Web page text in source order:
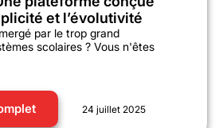
et l’évolutivité
par le trop grand
scolaires ? Vous n'êtes
24 juillet 2025